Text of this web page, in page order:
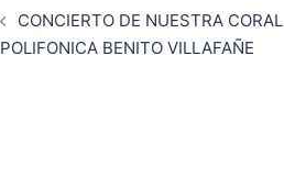
CONCIERTO DE NUESTRA CORAL
POLIFONICA BENITO VILLAFAÑE